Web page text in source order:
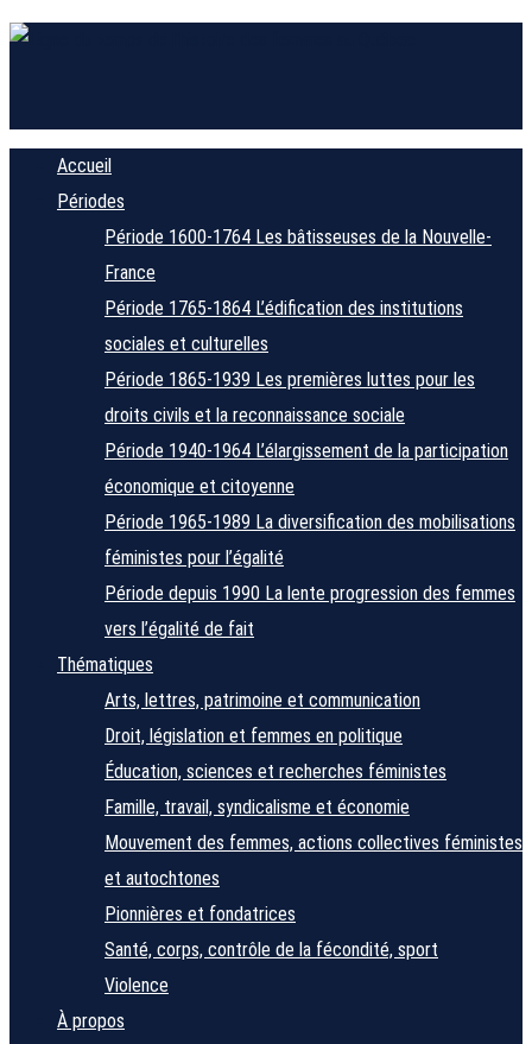
Accueil
Périodes
Période 1600-1764 Les bâtisseuses de la Nouvelle-
France
Période 1765-1864 L’édification des institutions
sociales et culturelles
Période 1865-1939 Les premières luttes pour les
droits civils et la reconnaissance sociale
Période 1940-1964 L’élargissement de la participation
économique et citoyenne
Période 1965-1989 La diversification des mobilisations
féministes pour l’égalité
Période depuis 1990 La lente progression des femmes
vers l’égalité de fait
Thématiques
Arts, lettres, patrimoine et communication
Droit, législation et femmes en politique
Éducation, sciences et recherches féministes
Famille, travail, syndicalisme et économie
Mouvement des femmes, actions collectives féministes
et autochtones
Pionnières et fondatrices
Santé, corps, contrôle de la fécondité, sport
Violence
À propos